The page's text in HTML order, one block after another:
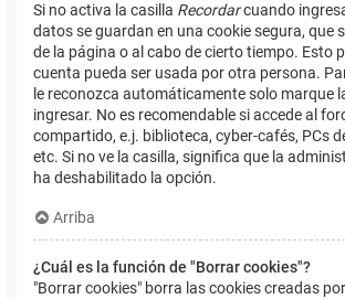
Si no activa la casilla Recordarcuando
datos se guardan en una cookie segura, que
de la página o al cabo de cierto tiempo. Esto
cuenta pueda ser usada por otra persona.
le reconozca automáticamente solo marque
ingresar. No es recomendable si accede al
compartido, e.j. biblioteca, cyber-cafés, PCs
etc. Si no ve la casilla, significa que la
ha deshabilitado la opción.
Arriba
¿Cuál es la función de "Borrar cookies"?
"Borrar cookies" borra las cookies creadas